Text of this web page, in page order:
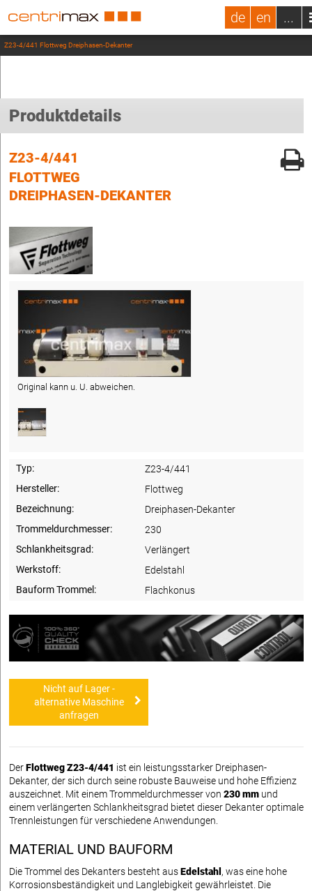
de en ...
Z23-4/441 Flottweg Dreiphasen-Dekanter
Produktdetails
Z23-4/441
FLOTTWEG
DREIPHASEN-DEKANTER
Original kann u. U. abweichen.
Typ:
Z23-4/441
Hersteller:
Flottweg
Bezeichnung:
Dreiphasen-Dekanter
Trommeldurchmesser:
230
Schlankheitsgrad:
Verlängert
Werkstoff:
Edelstahl
Bauform Trommel:
Flachkonus
Nicht auf Lager -
alternative Maschine
anfragen
DerFlottweg Z23-4/441 ist ein leistungsstarker Dreiphasen-
Dekanter, der sich durch seine robuste Bauweise und hohe Effizienz
auszeichnet. Mit einem Trommeldurchmesser von 230 mm und
einem verlängerten Schlankheitsgrad bietet dieser Dekanter optimale
Trennleistungen für verschiedene Anwendungen.
MATERIAL UND BAUFORM
Die Trommel des Dekanters besteht ausEdelstahl , was eine hohe
Korrosionsbeständigkeit und Langlebigkeit gewährleistet. Die